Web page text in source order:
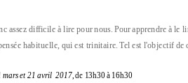
assez difficile à lire pour nous. Pour apprendre à le
habituelle, qui est trinitaire. Tel est l'objectif de
mars et 21 avril 2017, de 13h30 à 16h30